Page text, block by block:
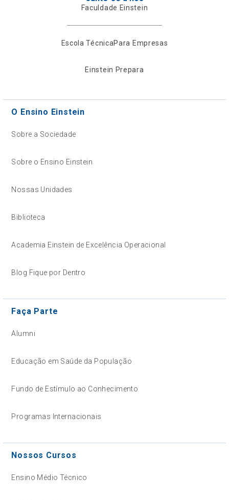
Faculdade Einstein
Escola TécnicaPara Empresas
Einstein Prepara
O Ensino Einstein
Sobre a Sociedade
Sobre o Ensino Einstein
Nossas Unidades
Biblioteca
Academia Einstein de Excelência Operacional
Blog Fique por Dentro
Faça Parte
Alumni
Educação em Saúde da População
Fundo de Estímulo ao Conhecimento
Programas Internacionais
Nossos Cursos
Ensino Médio Técnico